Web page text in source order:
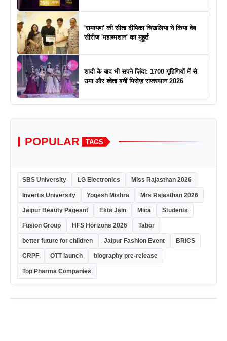
'रामायण' की सीता दीपिका चिखलिया ने किया वेब
सीरीज 'महाश्मशान' का मुहूर्त
शादी के बाद भी सपने ज़िंदा: 1700 गृहिणियों में से
उमा और श्वेता बनीं मिसेज़ राजस्थान 2026
POPULAR TAGS
SBS University LG Electronics Miss Rajasthan 2026
Invertis University Yogesh Mishra Mrs Rajasthan 2026
Jaipur Beauty Pageant Ekta Jain Mica Students
Fusion Group HFS Horizons 2026 Tabor
better future for children Jaipur Fashion Event BRICS
CRPF OTT launch biography pre-release
Top Pharma Companies